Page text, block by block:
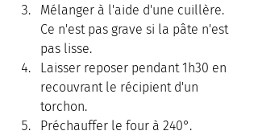
Mélanger à l'aide d'une cuillère.
Ce n'est pas grave si la pâte n'est
pas lisse.
Laisser reposer pendant 1h30 en
recouvrant le récipient d'un
torchon.
Préchauffer le four à 240°.